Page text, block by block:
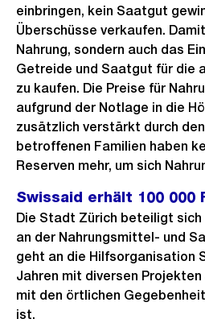
einbringen, kein Saatgut
Überschüsse verkaufen.
Nahrung, sondern auch das
Getreide und Saatgut für die
zu kaufen. Die Preise für
aufgrund der Notlage in die
zusätzlich verstärkt durch
betroffenen Familien haben
Reserven mehr, um sich
Swissaid erhält 100 000
Die Stadt Zürich beteiligt sich
an der Nahrungsmittel- und
geht an die Hilfsorganisation
Jahren mit diversen
mit den örtlichen
ist.